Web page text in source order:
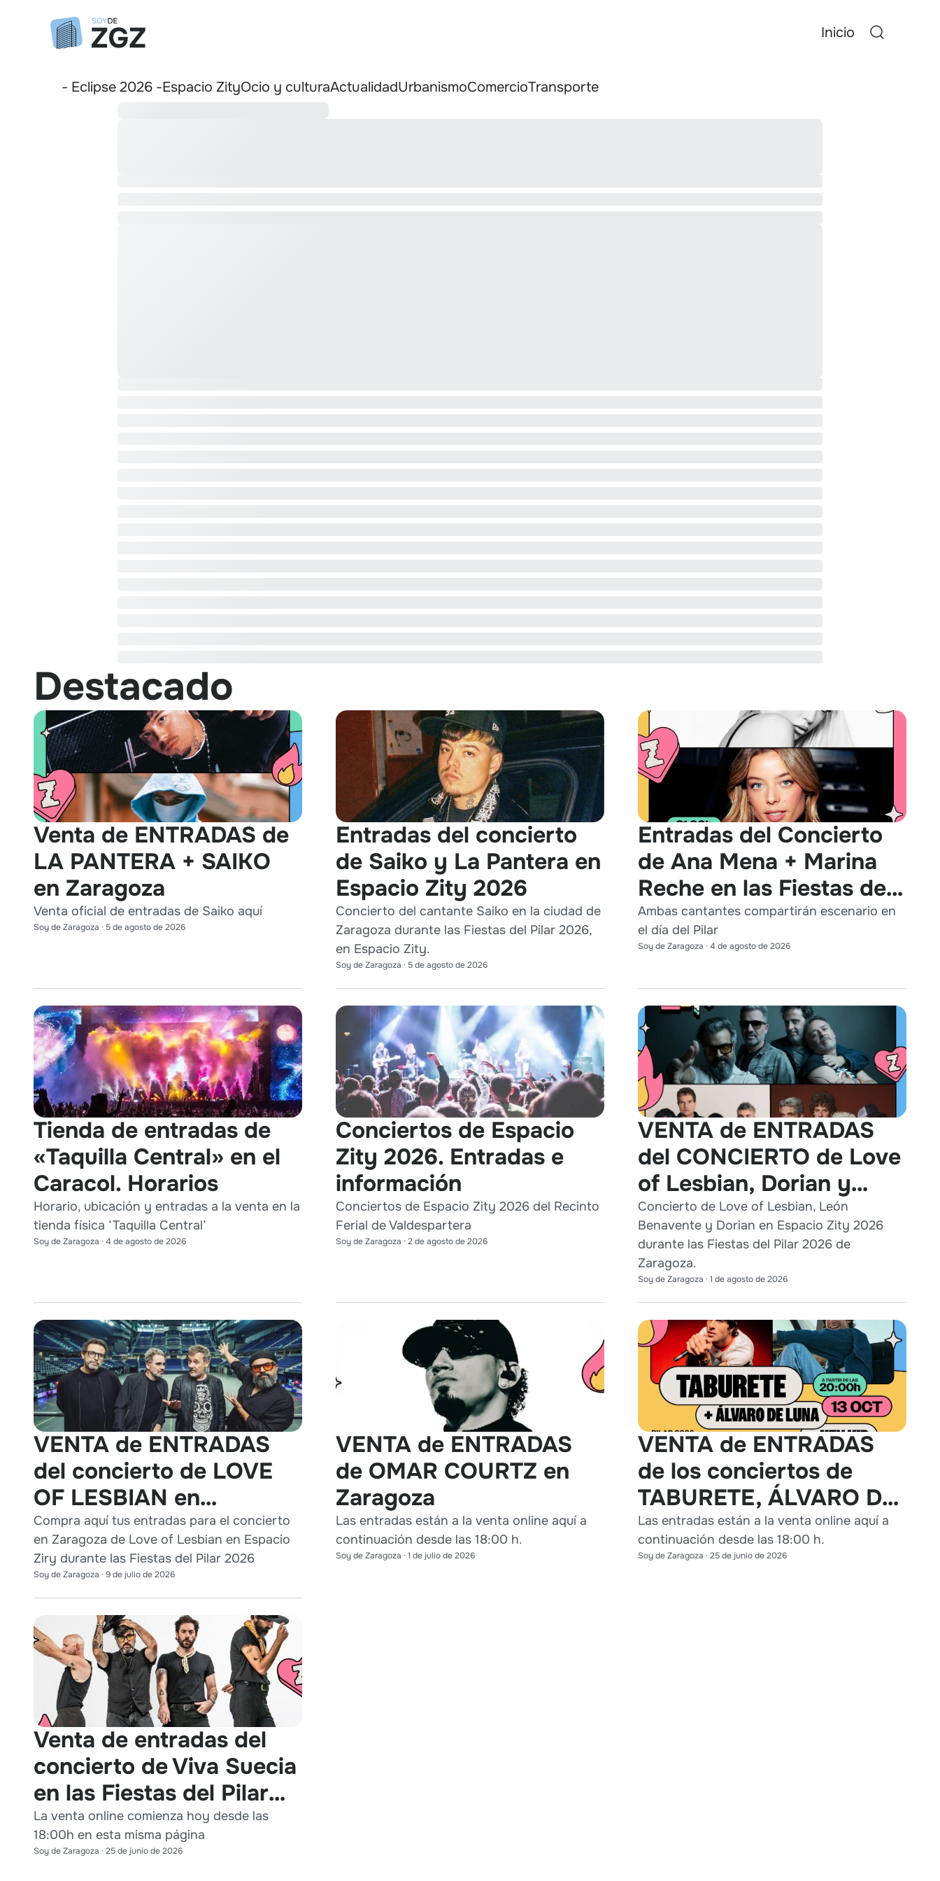
Inicio
- Eclipse 2026 -Espacio ZityOcio y culturaActualidadUrbanismoComercioTransporte
Destacado
Venta de ENTRADAS de
LA PANTERA + SAIKO
en Zaragoza
Venta oficial de entradas de Saiko aquí
Soy de Zaragoza · 5 de agosto de 2026
Entradas del concierto
de Saiko y La Pantera en
Espacio Zity 2026
Concierto del cantante Saiko en la ciudad de
Zaragoza durante las Fiestas del Pilar 2026,
en Espacio Zity.
Soy de Zaragoza · 5 de agosto de 2026
Entradas del Concierto
de Ana Mena + Marina
Reche en las Fiestas del
Pilar 2026
Ambas cantantes compartirán escenario en
el día del Pilar
Soy de Zaragoza · 4 de agosto de 2026
Tienda de entradas de
«Taquilla Central» en el
Caracol. Horarios
Horario, ubicación y entradas a la venta en la
tienda física ‘Taquilla Central’
Soy de Zaragoza · 4 de agosto de 2026
Conciertos de Espacio
Zity 2026. Entradas e
información
Conciertos de Espacio Zity 2026 del Recinto
Ferial de Valdespartera
Soy de Zaragoza · 2 de agosto de 2026
VENTA de ENTRADAS
del CONCIERTO de Love
of Lesbian, Dorian y
León Benavente en
Zaragoza 2026
Concierto de Love of Lesbian, León
Benavente y Dorian en Espacio Zity 2026
durante las Fiestas del Pilar 2026 de
Zaragoza.
Soy de Zaragoza · 1 de agosto de 2026
VENTA de ENTRADAS
del concierto de LOVE
OF LESBIAN en
Zaragoza durante Pilares
2026
Compra aquí tus entradas para el concierto
en Zaragoza de Love of Lesbian en Espacio
Ziry durante las Fiestas del Pilar 2026
Soy de Zaragoza · 9 de julio de 2026
VENTA de ENTRADAS
de OMAR COURTZ en
Zaragoza
Las entradas están a la venta online aquí a
continuación desde las 18:00 h.
Soy de Zaragoza · 1 de julio de 2026
VENTA de ENTRADAS
de los conciertos de
TABURETE, ÁLVARO DE
LUNA y HEY KID en
Zaragoza
Las entradas están a la venta online aquí a
continuación desde las 18:00 h.
Soy de Zaragoza · 25 de junio de 2026
Venta de entradas del
concierto de Viva Suecia
en las Fiestas del Pilar
2026
La venta online comienza hoy desde las
18:00h en esta misma página
Soy de Zaragoza · 25 de junio de 2026